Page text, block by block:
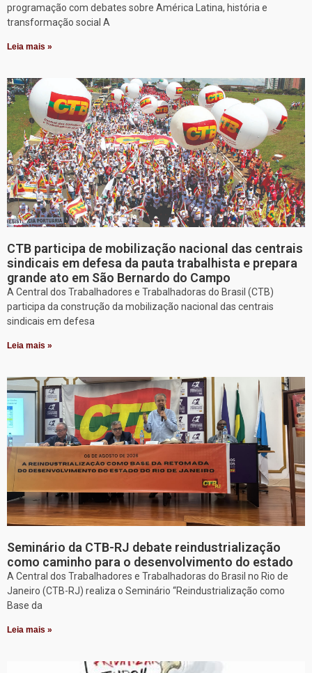
programação com debates sobre América Latina, história e
transformação social A
Leia mais »
CTB participa de mobilização nacional das centrais
sindicais em defesa da pauta trabalhista e prepara
grande ato em São Bernardo do Campo
A Central dos Trabalhadores e Trabalhadoras do Brasil (CTB)
participa da construção da mobilização nacional das centrais
sindicais em defesa
Leia mais »
Seminário da CTB-RJ debate reindustrialização
como caminho para o desenvolvimento do estado
A Central dos Trabalhadores e Trabalhadoras do Brasil no Rio de
Janeiro (CTB-RJ) realiza o Seminário “Reindustrialização como
Base da
Leia mais »